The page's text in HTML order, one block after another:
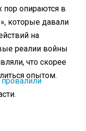
опираются в
которые давали
на
реалии войны
что скорее
опытом.
провалили